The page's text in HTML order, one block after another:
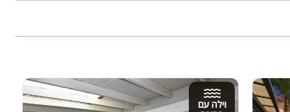
וילה עם